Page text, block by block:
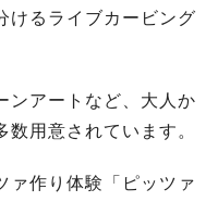
けるライブカービング
ンアートなど、大人か
用意されています。
ァ作り体験「ピッツァ